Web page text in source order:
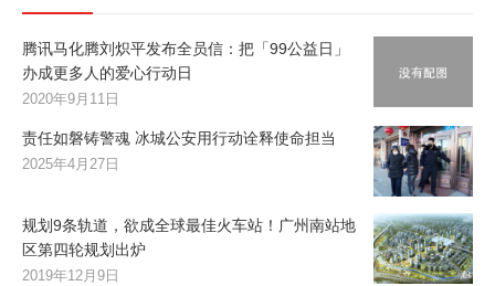
腾讯马化腾刘炽平发布全员信：把「99公益日」
办成更多人的爱心行动日
2020年9月11日
责任如磐铸警魂 冰城公安用行动诠释使命担当
2025年4月27日
规划9条轨道，欲成全球最佳火车站！广州南站地
区第四轮规划出炉
2019年12月9日